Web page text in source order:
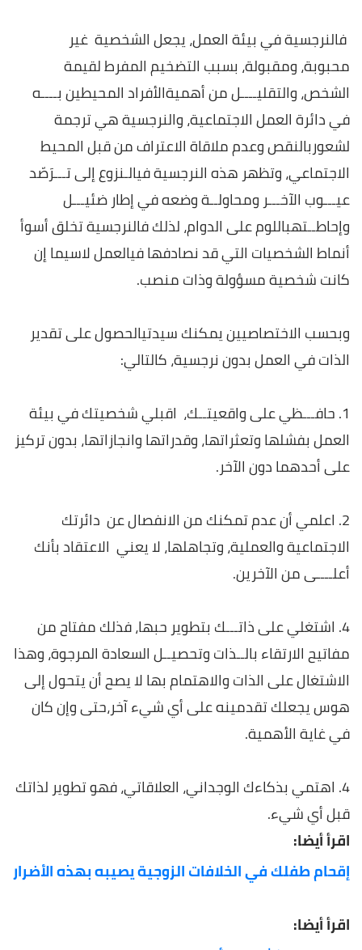
فالنرجسية في بيئة العمل، يجعل الشخصية غير
محبوبة،ومقبولة، بسبب التضخيم المفرط لقيمة
الشخص، والتقليــــل من أهميةالأفراد المحيطين بــــه
في دائرة العمل الاجتماعية، والنرجسية هي ترجمة
لشعوربالنقص وعدم ملاقاة الاعتراف من قبل المحيط
الاجتماعي، وتظهر هذه النرجسية فيالـنزوع إلى تـــرَصّد
عيـــوب الآخـــر ومحاولــة وضعه في إطار ضئيـــل
وإحاطــتهباللوم على الدوام، لذلك فالنرجسية تخلق أسوأ
أنماط الشخصيات التي قد نصادفها فيالعمل لاسيما إن
كانت شخصية مسؤولة وذات منصب.
وبحسب الاختصاصيين يمكنك سيدتيالحصول على تقدير
الذات في العمل بدون نرجسية، كالتالي:
1. حافـــظي على واقعيتــك، اقبلي شخصيتك في بيئة
العمل بفشلها وتعثراتها، وقدراتها وانجازاتها، بدون تركيز
على أحدهما دون الآخر.
2. اعلمي أن عدم تمكنك من الانفصال عن
دائرتك
الاجتماعية والعملية، وتجاهلها، لا يعني الاعتقاد بأنك
أعلــــى من الآخرين.
4. اشتغلي على ذاتـــك بتطوير حبها، فذلك مفتاح من
مفاتيح الارتقاء بالــذات وتحصيــل السعادة المرجوة، وهذا
الاشتغال على الذات والاهتمام بها لا يصح أن يتحول إلى
هوس يجعلك تقدمينه على أي شيء آخر،حتى وإن كان
في غاية الأهمية.
4. اهتمي بذكاءك الوجداني، العلاقاتي، فهو تطوير لذاتك
قبل أي شيء.
اقرأ أيضا:
إقحام طفلك في الخلافات الزوجية يصيبه بهذه الأضرار
اقرأ أيضا: